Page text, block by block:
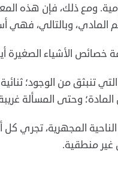
ومع ذلك، فإن هذه
المادي، وبالتالي،
الأشياء الصغيرة
تنبثق من الوجود؛
وحتى المسألة
المجهرية، تجري كل
غير منطقية.